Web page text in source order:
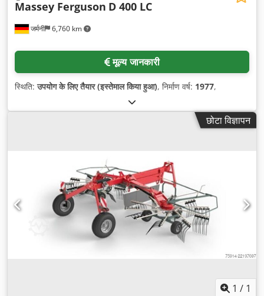
जर्मनी 6,760 km
Massey Ferguson D 400 LC
मूल्य जानकारी
स्थिति:उपयोग के लिए तैयार (इस्तेमाल किया हुआ), निर्माण वर्ष: 1977,
छोटा विज्ञापन
1 / 1